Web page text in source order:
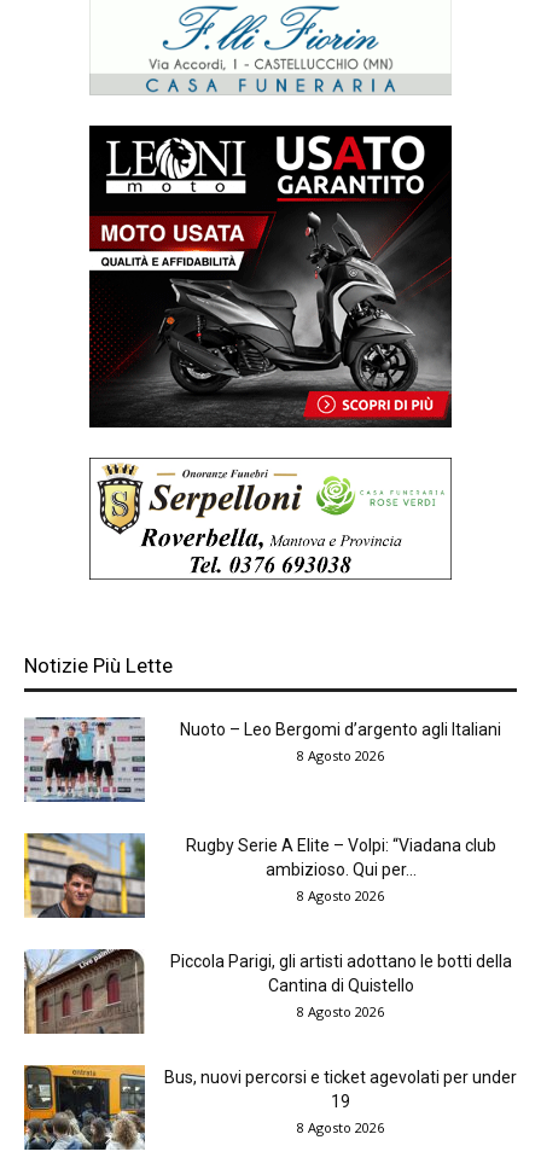
Notizie Più Lette
Nuoto – Leo Bergomi d’argento agli Italiani
8 Agosto 2026
Rugby Serie A Elite – Volpi: “Viadana club
ambizioso. Qui per...
8 Agosto 2026
Piccola Parigi, gli artisti adottano le botti della
Cantina di Quistello
8 Agosto 2026
Bus, nuovi percorsi e ticket agevolati per under
19
8 Agosto 2026